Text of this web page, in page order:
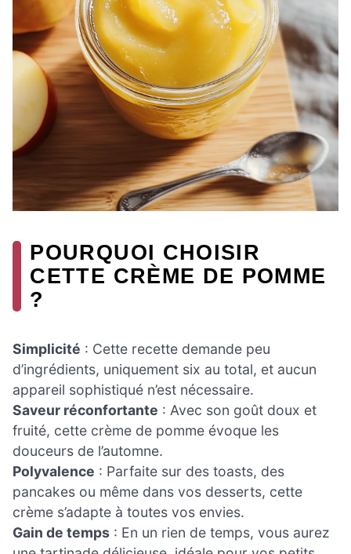
POURQUOI CHOISIR
CETTE CRÈME DE POMME
?
Simplicité : Cette recette demande peu
d’ingrédients, uniquement six au total, et aucun
appareil sophistiqué n’est nécessaire.
Saveur réconfortante : Avec son goût doux et
fruité, cette crème de pomme évoque les
douceurs de l’automne.
Polyvalence : Parfaite sur des toasts, des
pancakes ou même dans vos desserts, cette
crème s’adapte à toutes vos envies.
Gain de temps : En un rien de temps, vous aurez